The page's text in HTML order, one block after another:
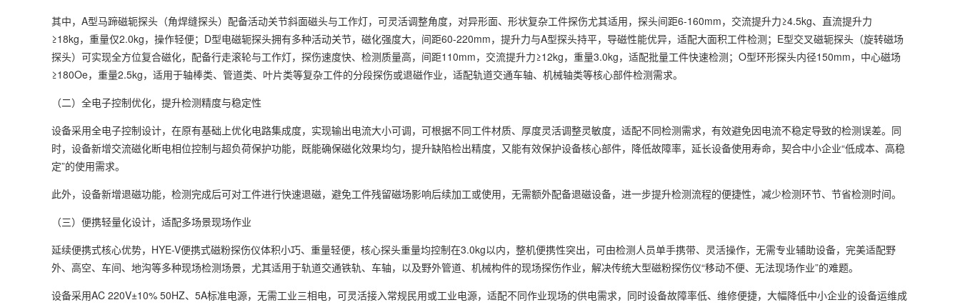
其中，A型马蹄磁轭探头（角焊缝探头）配备活动关节斜面磁头与工作灯，可灵活调整角度，对异形面、形状复杂工件探伤尤其适用，探头间距6-160mm，交流提升力≥4.5kg、直流提升力
≥18kg，重量仅2.0kg，操作轻便；D型电磁轭探头拥有多种活动关节，磁化强度大，间距60-220mm，提升力与A型探头持平，导磁性能优异，适配大面积工件检测；E型交叉磁轭探头（旋转磁场
探头）可实现全方位复合磁化，配备行走滚轮与工作灯，探伤速度快、检测质量高，间距110mm，交流提升力≥12kg，重量3.0kg，适配批量工件快速检测；O型环形探头内径150mm，中心磁场
≥180Oe，重量2.5kg，适用于轴棒类、管道类、叶片类等复杂工件的分段探伤或退磁作业，适配轨道交通车轴、机械轴类等核心部件检测需求。
（二）全电子控制优化，提升检测精度与稳定性
设备采用全电子控制设计，在原有基础上优化电路集成度，实现输出电流大小可调，可根据不同工件材质、厚度灵活调整灵敏度，适配不同检测需求，有效避免因电流不稳定导致的检测误差。同
时，设备新增交流磁化断电相位控制与超负荷保护功能，既能确保磁化效果均匀，提升缺陷检出精度，又能有效保护设备核心部件，降低故障率，延长设备使用寿命，契合中小企业“低成本、高稳
定”的使用需求。
此外，设备新增退磁功能，检测完成后可对工件进行快速退磁，避免工件残留磁场影响后续加工或使用，无需额外配备退磁设备，进一步提升检测流程的便捷性，减少检测环节、节省检测时间。
（三）便携轻量化设计，适配多场景现场作业
延续便携式核心优势，HYE-V便携式磁粉探伤仪体积小巧、重量轻便，核心探头重量均控制在3.0kg以内，整机便携性突出，可由检测人员单手携带、灵活操作，无需专业辅助设备，完美适配野
外、高空、车间、地沟等多种现场检测场景，尤其适用于轨道交通铁轨、车轴，以及野外管道、机械构件的现场探伤作业，解决传统大型磁粉探伤仪“移动不便、无法现场作业”的难题。
设备采用AC 220V±10% 50HZ、5A标准电源，无需工业三相电，可灵活接入常规民用或工业电源，适配不同作业现场的供电需求，同时设备故障率低、维修便捷，大幅降低中小企业的设备运维成